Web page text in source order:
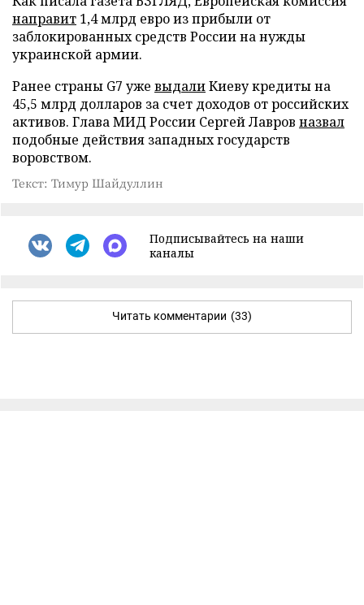
направит 1,4 млрд евро из прибыли от
заблокированных средств России на нужды
украинской армии.
Ранее страны G7 уже выдалиКиеву кредиты на
45,5 млрд долларов за счет доходов от российских
активов. Глава МИД России Сергей Лавров назвал
подобные действия западных государств
воровством.
Текст: Тимур Шайдуллин
Подписывайтесь на наши
каналы
Читать комментарии (33)